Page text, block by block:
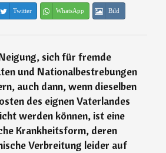
Twitter WhatsApp Bild
sich für fremde
und Nationalbestrebungen
auch dann, wenn dieselben
des eignen Vaterlandes
werden können, ist eine
Krankheitsform, deren
Verbreitung leider auf